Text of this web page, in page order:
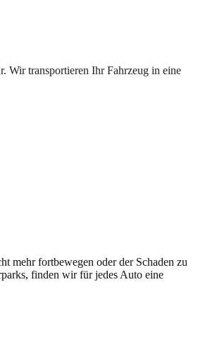
Wir transportieren Ihr Fahrzeug in eine
mehr fortbewegen oder der Schaden zu
finden wir für jedes Auto eine